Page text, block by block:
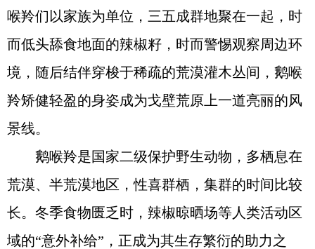
喉羚们以家族为单位，三五成群地聚在一起，时
而低头舔食地面的辣椒籽，时而警惕观察周边环
境，随后结伴穿梭于稀疏的荒漠灌木丛间，鹅喉
羚矫健轻盈的身姿成为戈壁荒原上一道亮丽的风
景线。
鹅喉羚是国家二级保护野生动物，多栖息在
荒漠、半荒漠地区，性喜群栖，集群的时间比较
长。冬季食物匮乏时，辣椒晾晒场等人类活动区
域的“意外补给”，正成为其生存繁衍的助力之